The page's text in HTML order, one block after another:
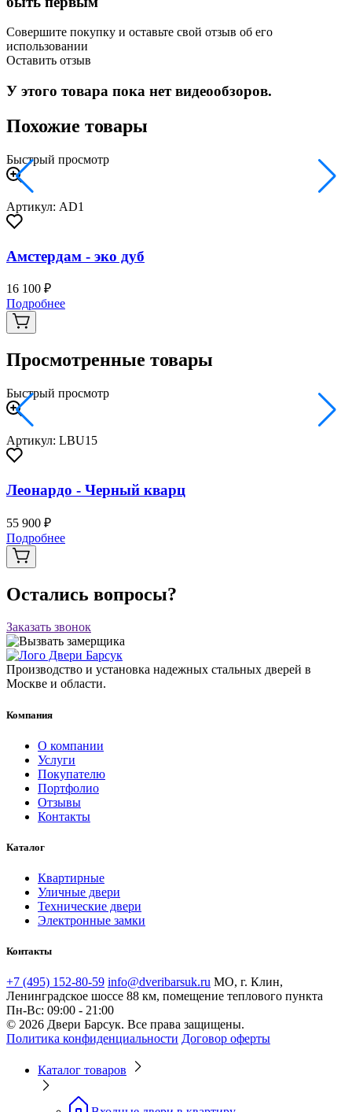
Совершите покупку и оставьте свой отзыв об его
использовании
Оставить отзыв
У этого товара пока нет видеообзоров.
Похожие товары
Быстрый просмотр
Артикул: AD1
Амстердам - эко дуб
16 100 ₽
Подробнее
Просмотренные товары
Быстрый просмотр
Артикул: LBU15
Леонардо - Черный кварц
55 900 ₽
Подробнее
Остались вопросы?
Заказать звонок
Производство и установка надежных стальных дверей в
Москве и области.
Компания
О компании
Услуги
Покупателю
Портфолио
Отзывы
Контакты
Каталог
Квартирные
Уличные двери
Технические двери
Электронные замки
Контакты
+7 (495) 152-80-59 info@dveribarsuk.ru МО, г. Клин,
Ленинградское шоссе 88 км, помещение теплового пункта
Пн-Вс: 09:00 - 21:00
© 2026 Двери Барсук. Все права защищены.
Политика конфиденциальности Договор оферты
Каталог товаров